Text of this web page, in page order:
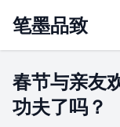
笔墨品致
春节与亲友
功夫了吗？